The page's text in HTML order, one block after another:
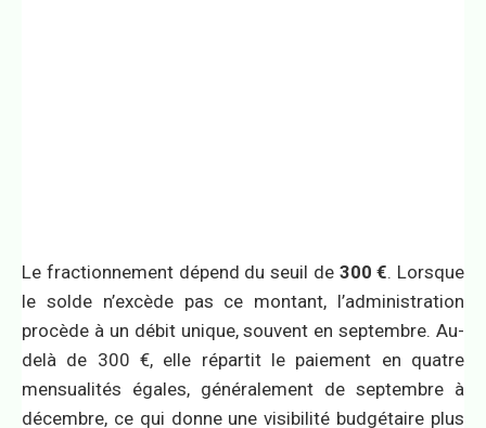
Le fractionnement dépend du seuil de 300 €. Lorsque
le solde n’excède pas ce montant, l’administration
procède à un débit unique, souvent en septembre. Au-
delà de 300 €, elle répartit le paiement en quatre
mensualités égales, généralement de septembre à
décembre, ce qui donne une visibilité budgétaire plus